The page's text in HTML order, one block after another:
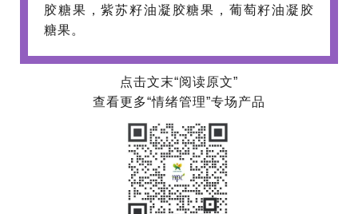
胶糖果，紫苏籽油凝胶糖果，葡萄籽油凝胶
糖果。
点击文末“阅读原文”
查看更多“情绪管理”专场产品